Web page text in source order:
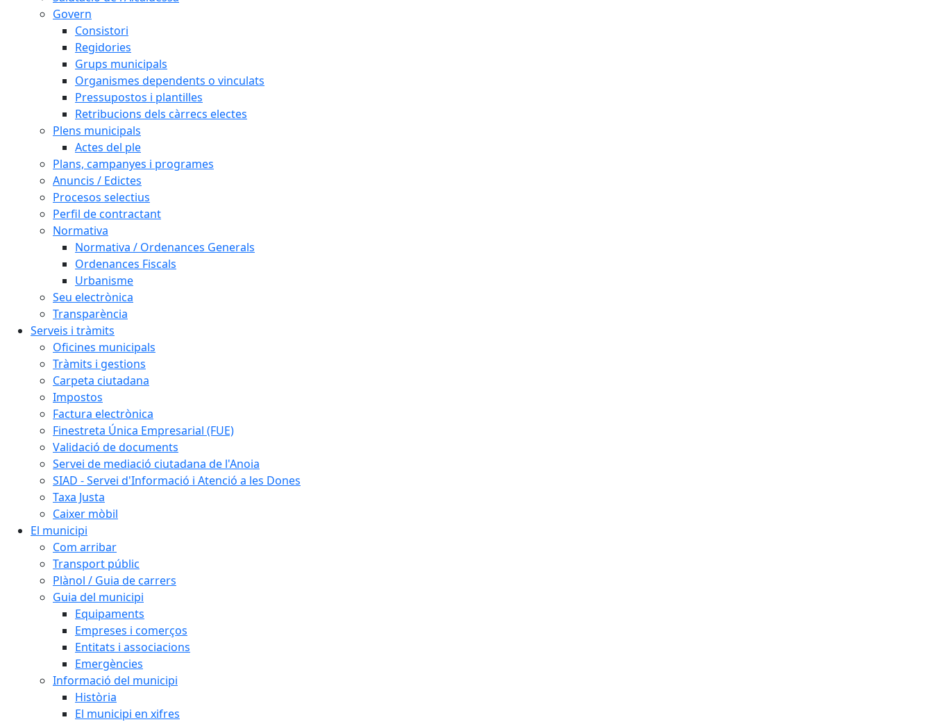
Govern
Consistori
Regidories
Grups municipals
Organismes dependents o vinculats
Pressupostos i plantilles
Retribucions dels càrrecs electes
Plens municipals
Actes del ple
Plans, campanyes i programes
Anuncis / Edictes
Procesos selectius
Perfil de contractant
Normativa
Normativa / Ordenances Generals
Ordenances Fiscals
Urbanisme
Seu electrònica
Transparència
Serveis i tràmits
Oficines municipals
Tràmits i gestions
Carpeta ciutadana
Impostos
Factura electrònica
Finestreta Única Empresarial (FUE)
Validació de documents
Servei de mediació ciutadana de l'Anoia
SIAD - Servei d'Informació i Atenció a les Dones
Taxa Justa
Caixer mòbil
El municipi
Com arribar
Transport públic
Plànol / Guia de carrers
Guia del municipi
Equipaments
Empreses i comerços
Entitats i associacions
Emergències
Informació del municipi
Història
El municipi en xifres